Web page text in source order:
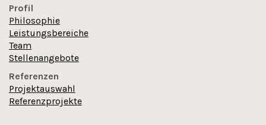
Profil
Philosophie
Leistungsbereiche
Team
Stellenangebote
Referenzen
Projektauswahl
Referenzprojekte